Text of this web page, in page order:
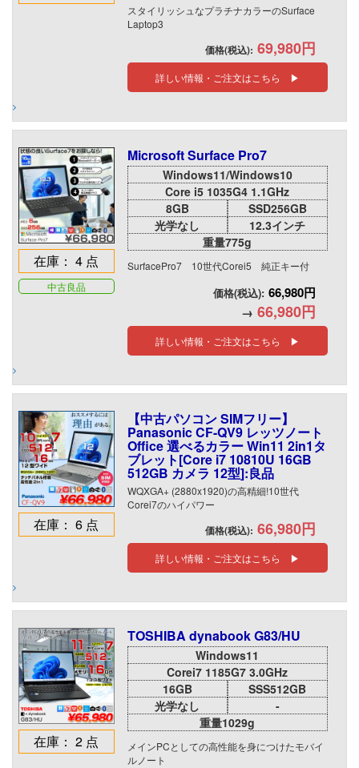
スタイリッシュなプラチナカラーのSurface
Laptop3
価格(税込): 69,980円
詳しい情報・ご注文はこちら ▶
在庫： 4 点
中古良品
Microsoft Surface Pro7
Windows11/Windows10
Core i5 1035G4 1.1GHz
8GB
SSD256GB
光学なし
12.3インチ
重量775g
SurfacePro7 10世代Corei5 純正キー付
価格(税込): 66,980円
→ 66,980円
詳しい情報・ご注文はこちら ▶
在庫： 6 点
【中古パソコン SIMフリー】
Panasonic CF-QV9 レッツノート
Office 選べるカラー Win11 2in1タ
ブレット[Core i7 10810U 16GB
512GB カメラ 12型]:良品
WQXGA+ (2880x1920)の高精細!10世代
Corei7のハイパワー
価格(税込): 66,980円
詳しい情報・ご注文はこちら ▶
在庫： 2 点
TOSHIBA dynabook G83/HU
Windows11
Corei7 1185G7 3.0GHz
16GB
SSS512GB
光学なし
-
重量1029g
メインPCとしての高性能を身につけたモバイ
ルノート